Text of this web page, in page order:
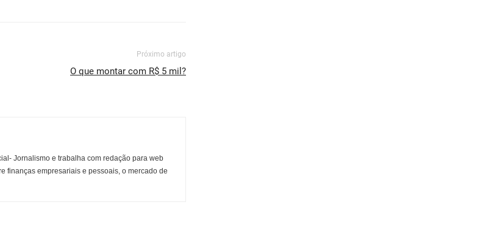
Próximo artigo
O que montar com R$ 5 mil?
Jornalismo e trabalha com redação para web
finanças empresariais e pessoais, o mercado de